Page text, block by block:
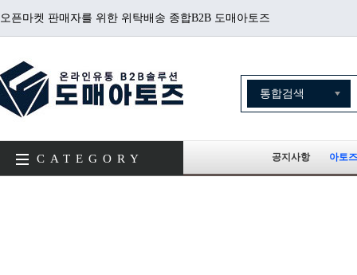
오픈마켓 판매자를 위한 위탁배송 종합B2B 도매아토즈
CATEGORY 공지사항 아토